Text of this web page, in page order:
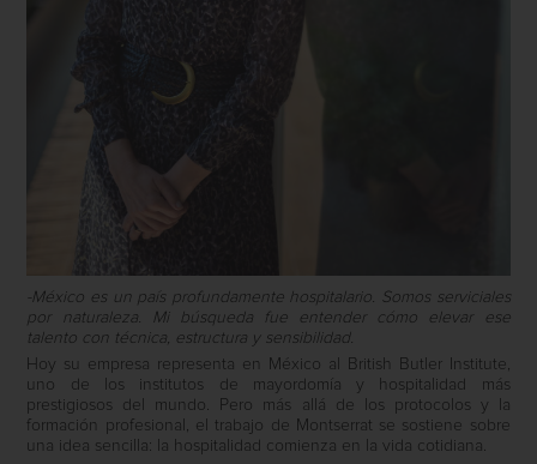
-México es un país profundamente hospitalario. Somos serviciales
por naturaleza. Mi búsqueda fue entender cómo elevar ese
talento con técnica, estructura y sensibilidad.
Hoy su empresa representa en México al British Butler Institute,
uno de los institutos de mayordomía y hospitalidad más
prestigiosos del mundo. Pero más allá de los protocolos y la
formación profesional, el trabajo de Montserrat se sostiene sobre
una idea sencilla: la hospitalidad comienza en la vida cotidiana.